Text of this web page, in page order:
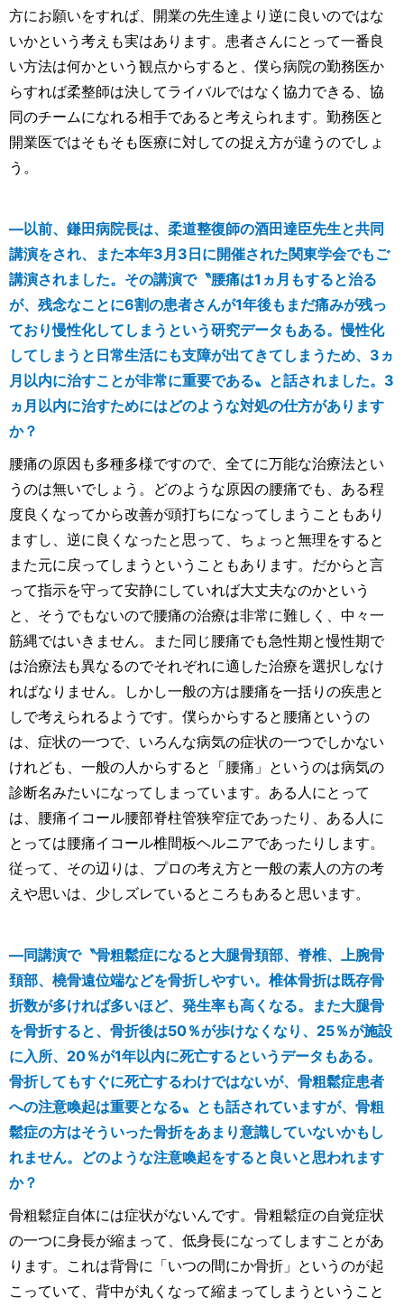
方にお願いをすれば、開業の先生達より逆に良いのではな
いかという考えも実はあります。患者さんにとって一番良
い方法は何かという観点からすると、僕ら病院の勤務医か
らすれば柔整師は決してライバルではなく協力できる、協
同のチームになれる相手であると考えられます。勤務医と
開業医ではそもそも医療に対しての捉え方が違うのでしょ
う。
―以前、鎌田病院長は、柔道整復師の酒田達臣先生と共同
講演をされ、また本年3月3日に開催された関東学会でもご
講演されました。その講演で〝腰痛は1ヵ月もすると治る
が、残念なことに6割の患者さんが1年後もまだ痛みが残っ
ており慢性化してしまうという研究データもある。慢性化
してしまうと日常生活にも支障が出てきてしまうため、3ヵ
月以内に治すことが非常に重要である〟と話されました。3
ヵ月以内に治すためにはどのような対処の仕方があります
か？
腰痛の原因も多種多様ですので、全てに万能な治療法とい
うのは無いでしょう。どのような原因の腰痛でも、ある程
度良くなってから改善が頭打ちになってしまうこともあり
ますし、逆に良くなったと思って、ちょっと無理をすると
また元に戻ってしまうということもあります。だからと言
って指示を守って安静にしていれば大丈夫なのかという
と、そうでもないので腰痛の治療は非常に難しく、中々一
筋縄ではいきません。また同じ腰痛でも急性期と慢性期で
は治療法も異なるのでそれぞれに適した治療を選択しなけ
ればなりません。しかし一般の方は腰痛を一括りの疾患と
しで考えられるようです。僕らからすると腰痛というの
は、症状の一つで、いろんな病気の症状の一つでしかない
けれども、一般の人からすると「腰痛」というのは病気の
診断名みたいになってしまっています。ある人にとって
は、腰痛イコール腰部脊柱管狭窄症であったり、ある人に
とっては腰痛イコール椎間板ヘルニアであったりします。
従って、その辺りは、プロの考え方と一般の素人の方の考
えや思いは、少しズレているところもあると思います。
―同講演で〝骨粗鬆症になると大腿骨頚部、脊椎、上腕骨
頚部、橈骨遠位端などを骨折しやすい。椎体骨折は既存骨
折数が多ければ多いほど、発生率も高くなる。また大腿骨
を骨折すると、骨折後は50％が歩けなくなり、25％が施設
に入所、20％が1年以内に死亡するというデータもある。
骨折してもすぐに死亡するわけではないが、骨粗鬆症患者
への注意喚起は重要となる〟とも話されていますが、骨粗
鬆症の方はそういった骨折をあまり意識していないかもし
れません。どのような注意喚起をすると良いと思われます
か？
骨粗鬆症自体には症状がないんです。骨粗鬆症の自覚症状
の一つに身長が縮まって、低身長になってしますことがあ
ります。これは背骨に「いつの間にか骨折」というのが起
こっていて、背中が丸くなって縮まってしまうということ